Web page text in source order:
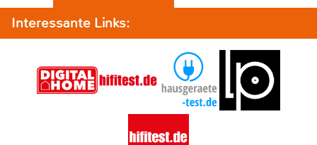
Interessante Links: